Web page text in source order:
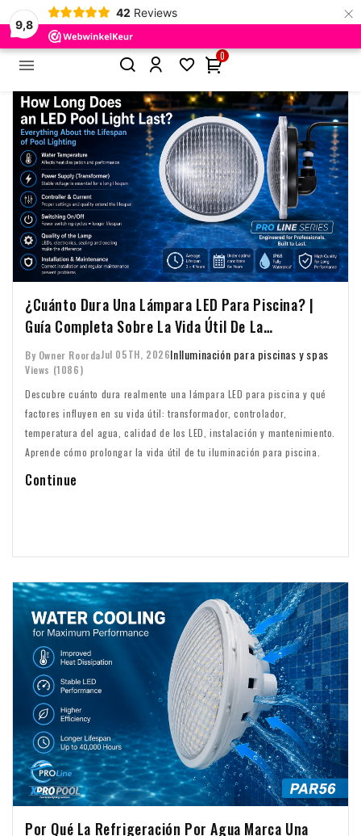
9,8
42 Reviews ×
 
0
¿Cuánto Dura Una Lámpara LED Para Piscina? |
Guía Completa Sobre La Vida Útil De La
Iluminación Para Piscinas
By Owner RoordaJul 05TH, 2026InIluminación para piscinas y spas
Views (1086)
Descubre cuánto dura realmente una lámpara LED para piscina y qué
factores influyen en su vida útil: transformador, controlador,
temperatura del agua, calidad de los LED, instalación y mantenimiento.
Aprende cómo prolongar la vida útil de tu iluminación para piscina.
Continue
Por Qué La Refrigeración Por Agua Marca Una